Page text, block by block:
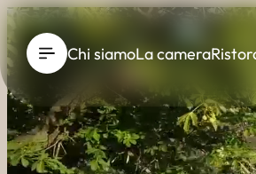
Chi siamoLa camera